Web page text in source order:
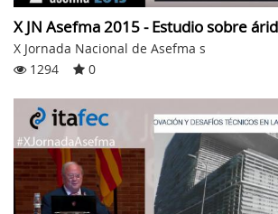
X JN Asefma 2015 - Estudio sobre
X Jornada Nacional de Asefma s
1294
0